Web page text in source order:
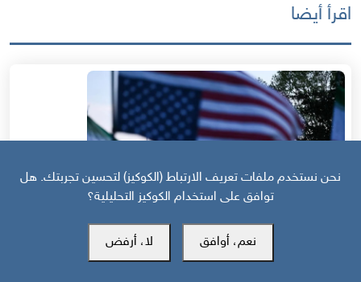
اقرأ أيضا
نحن نستخدم ملفات تعريف الارتباط (الكوكيز) لتحسين تجربتك. هل
توافق على استخدام الكوكيز التحليلية؟
نعم، أوافق لا، أرفض